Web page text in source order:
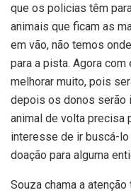
que os policias têm
animais que ficam as
em vão, não temos
para a pista. Agora
melhorar muito, pois
depois os donos serão
animal de volta precisa
interesse de ir buscá-
doação para alguma
Souza chama a